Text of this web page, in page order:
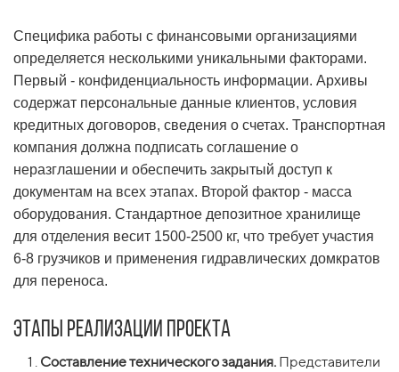
Специфика работы с финансовыми организациями
определяется несколькими уникальными факторами.
Первый - конфиденциальность информации. Архивы
содержат персональные данные клиентов, условия
кредитных договоров, сведения о счетах. Транспортная
компания должна подписать соглашение о
неразглашении и обеспечить закрытый доступ к
документам на всех этапах. Второй фактор - масса
оборудования. Стандартное депозитное хранилище
для отделения весит 1500-2500 кг, что требует участия
6-8 грузчиков и применения гидравлических домкратов
для переноса.
Этапы реализации проекта
Составление технического задания. Представители